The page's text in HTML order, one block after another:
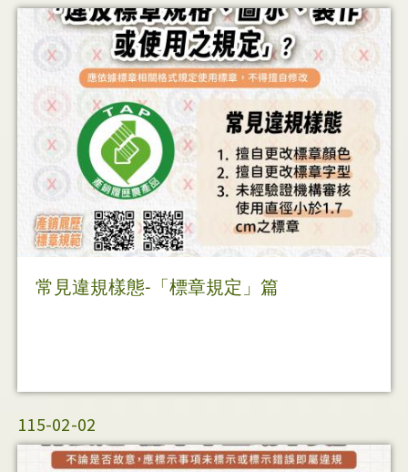
常見違規樣態-「標章規定」篇
115-02-02